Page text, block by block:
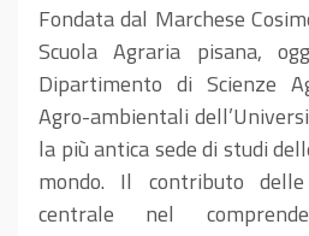
Fondata dal Marchese
Scuola Agraria pisana,
Dipartimento di Scienze
Agro-ambientali
la più antica sede di studi
mondo. Il contributo
centrale nel